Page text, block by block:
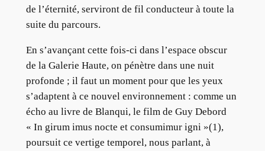
de l’éternité, serviront de fil conducteur à toute la
suite du parcours.
En s’avançant cette fois-ci dans l’espace obscur
de la Galerie Haute, on pénètre dans une nuit
profonde ; il faut un moment pour que les yeux
s’adaptent à ce nouvel environnement : comme un
écho au livre de Blanqui, le film de Guy Debord
« In girum imus nocte et consumimur igni »(1),
poursuit ce vertige temporel, nous parlant, à